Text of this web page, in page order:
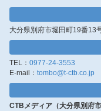
大分県別府市堀田町19番13
TEL： 0977-24-3553
E-mail： tombo@t-ctb.co.jp
CTBメディア（大分県別府